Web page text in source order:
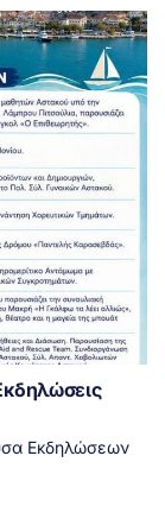
Εκδηλώσεων